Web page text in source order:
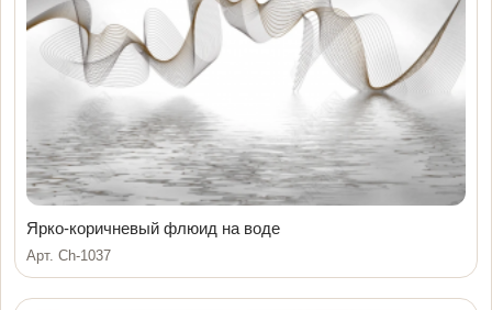
Ярко-коричневый флюид на воде
Арт. Ch-1037